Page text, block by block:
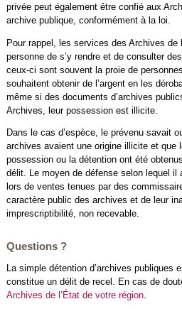
privée peut également être confié aux
archive publique, conformément à la loi.
Pour rappel, les services des Archives
personne de s’y rendre et de consulter
ceux-ci sont souvent la proie de
souhaitent obtenir de l’argent en les
même si des documents d’archives
Archives, leur possession est illicite.
Dans le cas d’espèce, le prévenu savait
archives avaient une origine illicite et que
possession ou la détention ont été obtenus
délit. Le moyen de défense selon lequel il
lors de ventes tenues par des
caractère public des archives et de leur
imprescriptibilité, non recevable.
Questions ?
La simple détention d’archives publiques
constitue un délit de recel. En cas de
Archives de l’État de votre région.